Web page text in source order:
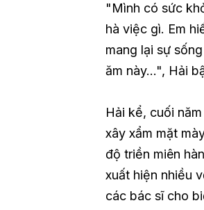
"Mình có sức
hà việc gì. Em
mang lại sự
ăm này…", Hải
Hải kể, cuối
xây xẩm mặt
độ triền miên
xuất hiện nhiều
các bác sĩ cho